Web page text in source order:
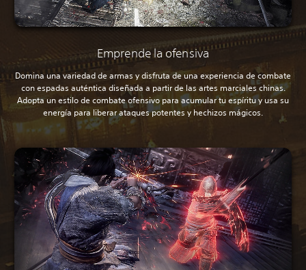
Emprende la ofensiva
Domina una variedad de armas y disfruta de una experiencia de combate
con espadas auténtica diseñada a partir de las artes marciales chinas.
Adopta un estilo de combate ofensivo para acumular tu espíritu y usa su
energía para liberar ataques potentes y hechizos mágicos.